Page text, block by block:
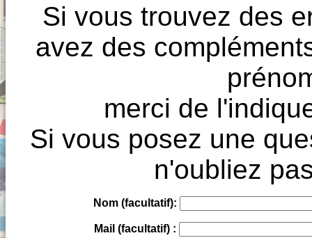
Si vous trouvez des
avez des
merci de
Si vous posez une
n'oubliez
Nom (facultatif):
Mail (facultatif) :